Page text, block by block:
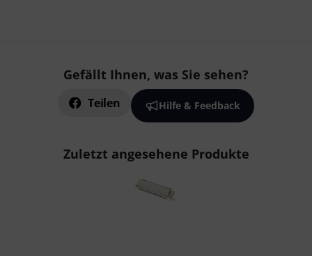
Gefällt Ihnen, was Sie sehen?
Teilen Hilfe & Feedback
Zuletzt angesehene Produkte